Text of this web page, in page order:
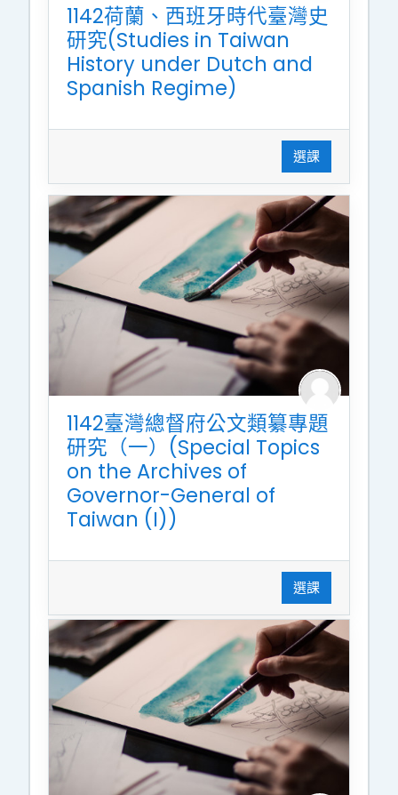
1142荷蘭、西班牙時代臺灣史
研究(Studies in Taiwan
History under Dutch and
Spanish Regime)
選課
1142臺灣總督府公文類纂專題
研究（一）(Special Topics
on the Archives of
Governor-General of
Taiwan (I))
選課